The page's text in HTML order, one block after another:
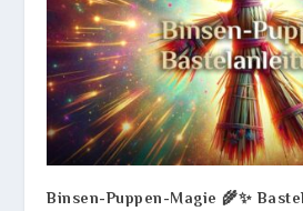
Binsen-Puppen-Magie 🌾✨